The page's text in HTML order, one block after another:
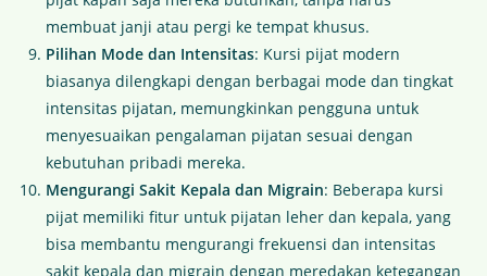
membuat janji atau pergi ke tempat khusus.
Pilihan Mode dan Intensitas: Kursi pijat modern
biasanya dilengkapi dengan berbagai mode dan tingkat
intensitas pijatan, memungkinkan pengguna untuk
menyesuaikan pengalaman pijatan sesuai dengan
kebutuhan pribadi mereka.
Mengurangi Sakit Kepala dan Migrain: Beberapa kursi
pijat memiliki fitur untuk pijatan leher dan kepala, yang
bisa membantu mengurangi frekuensi dan intensitas
sakit kepala dan migrain dengan meredakan ketegangan